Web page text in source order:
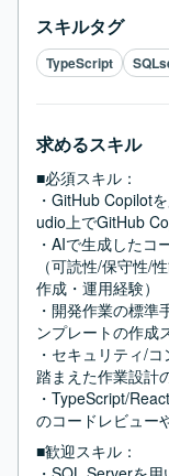
スキルタグ
TypeScript
求めるスキル
■必須スキル：
・GitHub Copilot
udio上でGitHub
・AIで生成した
（可読性/保守性/
作成・運用経験）
・開発作業の標
ンプレートの作成
・セキュリティ/
踏まえた作業設計
・TypeScript/
のコードレビュー
■歓迎スキル：